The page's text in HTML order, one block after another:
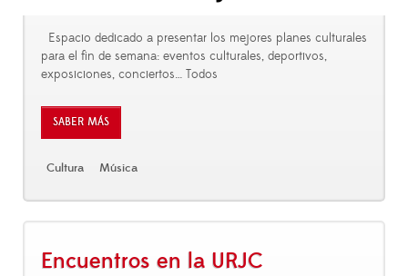
Espacio dedicado a presentar los mejores planes culturales
para el fin de semana: eventos culturales, deportivos,
exposiciones, conciertos… Todos
SABER MÁS
Cultura Música
Encuentros en la URJC